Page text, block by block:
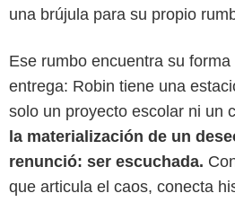
una brújula para su propio
Ese rumbo encuentra su
entrega: Robin tiene una
solo un proyecto escolar ni un
la materialización de un
renunció: ser escuchada.
que articula el caos, conecta
Netflix